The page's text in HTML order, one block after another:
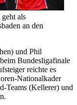
als
an den
und Phil
Bundesligafinale
reichte es
Nationalkader
Teams (Kellerer) und